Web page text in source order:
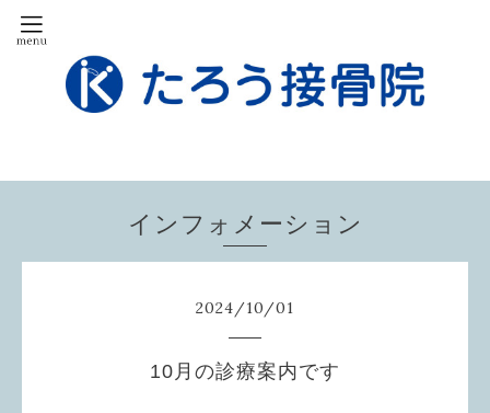
インフォメーション
2024/10/01
10月の診療案内です